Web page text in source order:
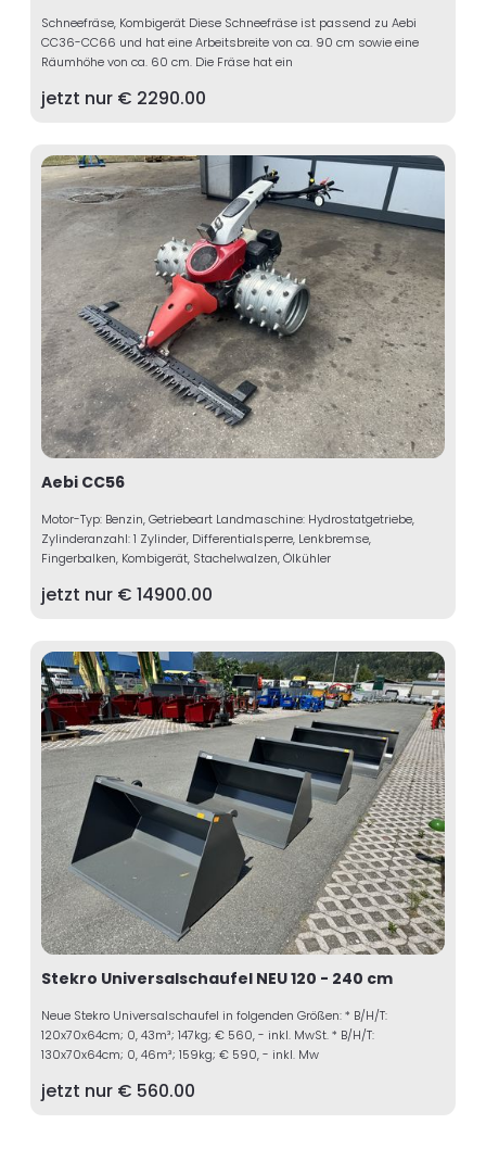
Schneefräse, Kombigerät Diese Schneefräse ist passend zu Aebi
CC36-CC66 und hat eine Arbeitsbreite von ca. 90 cm sowie eine
Räumhöhe von ca. 60 cm. Die Fräse hat ein
jetzt nur € 2290.00
Aebi CC56
Motor-Typ: Benzin, Getriebeart Landmaschine: Hydrostatgetriebe,
Zylinderanzahl: 1 Zylinder, Differentialsperre, Lenkbremse,
Fingerbalken, Kombigerät, Stachelwalzen, Ölkühler
jetzt nur € 14900.00
Stekro Universalschaufel NEU 120 - 240 cm
Neue Stekro Universalschaufel in folgenden Größen: * B/H/T:
120x70x64cm; 0, 43m³; 147kg; € 560, - inkl. MwSt. * B/H/T:
130x70x64cm; 0, 46m³; 159kg; € 590, - inkl. Mw
jetzt nur € 560.00